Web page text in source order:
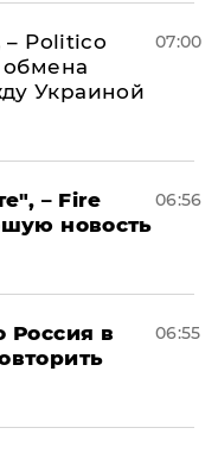
– Politico
обмена
Украиной
07:00
– Fire
новость
06:56
Россия в
06:55